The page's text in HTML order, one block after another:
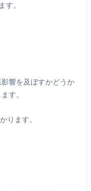
す。
響を及ぼすかどうか
す。
ります。